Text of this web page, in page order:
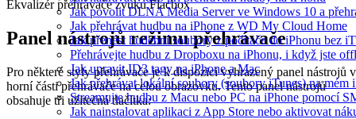
Jak povolit DLNA Media Server ve Windows 10 a
Jak přehrávat hudbu na iPhone z WD My Cloud Home
Jak přenést hudební soubory z počítače do iPhonu bez
Přehrávejte hudbu z Dropboxu na iPhonu, i když jste
Jak upravit ID3 tagy na iPhone a Mac
Jak přehrávat lokální soubory (soubory iTunes) na mém
Streamujte hudbu z Macu nebo PC na iPhone pomocí
Jak nainstalovat aplikaci z App Store nebo aktivovat
Ekvalizér přehrávače zvuku Flacbox
Panel nástrojů režimu přehrávače
Pro některé styly přehrávače je k dispozici vyhrazený panel nástrojů v
horní části přehrávače na celou obrazovku. Tento panel nástrojů
obsahuje tři užitečná tlačítka: